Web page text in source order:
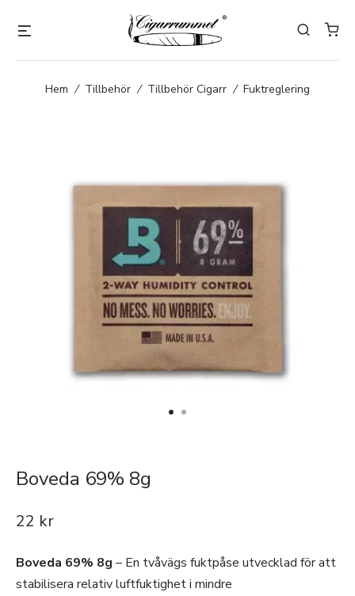
Hem / Tillbehör / Tillbehör Cigarr / Fuktreglering
Boveda 69% 8g
22 kr
Boveda 69% 8g – En tvåvägs fuktpåse utvecklad för att
stabilisera relativ luftfuktighet i mindre